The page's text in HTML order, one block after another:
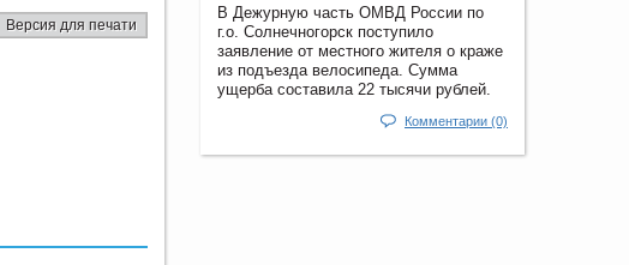
Версия для печати
В Дежурную часть ОМВД России по
г.о. Солнечногорск поступило
заявление от местного жителя о краже
из подъезда велосипеда. Сумма
ущерба составила 22 тысячи рублей.
Комментарии (0)